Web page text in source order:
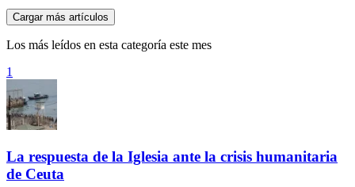
Cargar más artículos
Los más leídos en esta categoría este mes
1
La respuesta de la Iglesia ante la crisis humanitaria
de Ceuta